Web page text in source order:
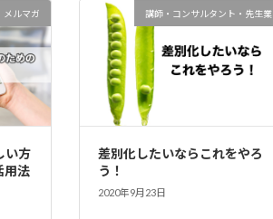
メルマガ
い方
用法
講師・コンサルタント・先生業
差別化したいならこれをやろ
う！
2020年9月23日